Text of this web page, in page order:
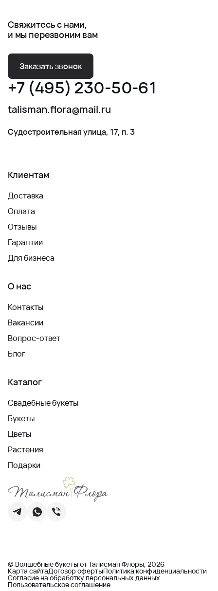
Свяжитесь с нами,
и мы перезвоним вам
Заказать звонок
+7 (495) 230-50-61
talisman.flora@mail.ru
Судостроительная улица, 17, п. 3
Клиентам
Доставка
Оплата
Отзывы
Гарантии
Для бизнеса
О нас
Контакты
Вакансии
Вопрос-ответ
Блог
Каталог
Свадебные букеты
Букеты
Цветы
Растения
Подарки
© Волшебные букеты от Талисман Флоры, 2026
Карта сайтаДоговор офертыПолитика конфиденциальности
Согласие на обработку персональных данных
Пользовательское соглашение